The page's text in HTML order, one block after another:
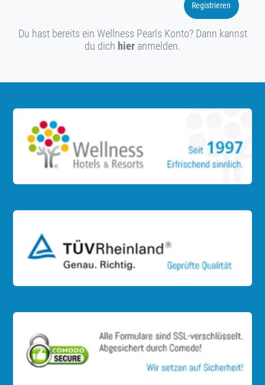
Registrieren
Du hast bereits ein Wellness Pearls Konto? Dann kannst
du dich hier anmelden.